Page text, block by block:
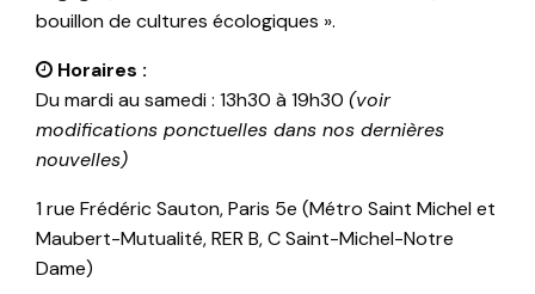
bouillon de cultures écologiques ».
Horaires :
Du mardi au samedi : 13h30 à 19h30 (voir
modifications ponctuelles dans nos dernières
nouvelles)
1 rue Frédéric Sauton, Paris 5e (Métro Saint Michel et
Maubert-Mutualité, RER B, C Saint-Michel-Notre
Dame)